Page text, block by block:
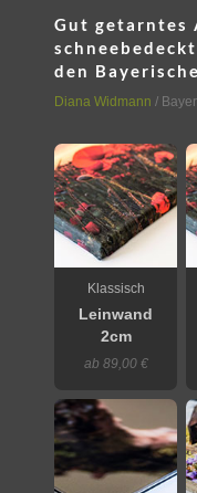
Gut getarntes
den
Diana Widmann /
Klassisch
Leinwand
2cm
ab 89,00 €